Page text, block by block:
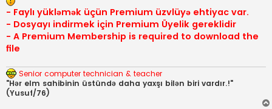
- Faylı yükləmək üçün Premium üzvlüyə ehtiyac var.
- Dosyayı indirmek için Premium Üyelik gereklidir
- A Premium Membership is required to download the
file
Senior computer technician & teacher
"Hər elm sahibinin üstündə daha yaxşı bilən biri vardır.!"
(Yusuf/76)